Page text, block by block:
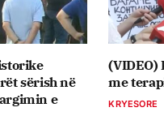
sërish në
e
(VIDEO)
me
KRYESORE